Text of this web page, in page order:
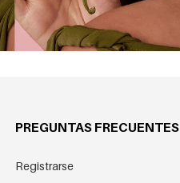
PREGUNTAS FRECUENTES
Registrarse